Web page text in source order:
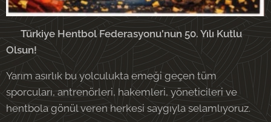
🏆 Türkiye Hentbol Federasyonu'nun 50. Yılı Kutlu
Olsun!
Yarım asırlık bu yolculukta emeği geçen tüm
sporcuları, antrenörleri, hakemleri, yöneticileri ve
hentbola gönül veren herkesi saygıyla selamlıyoruz.